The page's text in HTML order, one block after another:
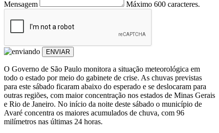
Mensagem Máximo 600 caracteres.
ENVIAR
O Governo de São Paulo monitora a situação meteorológica em
todo o estado por meio do gabinete de crise. As chuvas previstas
para este sábado ficaram abaixo do esperado e se deslocaram para
outras regiões, com maior concentração nos estados de Minas Gerais
e Rio de Janeiro. No início da noite deste sábado o município de
Avaré concentra os maiores acumulados de chuva, com 96
milímetros nas últimas 24 horas.